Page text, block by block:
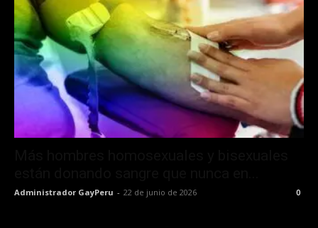
Administrador GayPeru - 22 de junio de 2026 0